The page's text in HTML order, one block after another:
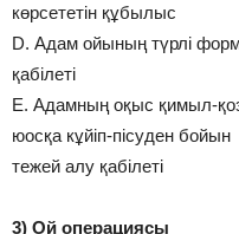
көрсететін құбылыс
D. Адам ойының түрлі
қабілеті
E. Адамның оқыс қимыл-
юосқа кұйіп-пісуден бойын
тежей алу қабілеті
3) Ой операциясы